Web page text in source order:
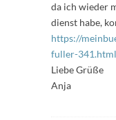
da ich wieder
dienst habe,
https://
fuller-341.html
Liebe Grüße
Anja